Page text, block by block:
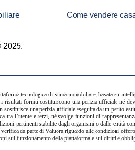
tecnologica di stima immobiliare, basata su
risultati forniti costituiscono una perizia ufficiale né
sostituisce una perizia ufficiale eseguita da un perito
tra l’utente e terzi, né svolge funzioni di
pertinenti stabilite dagli organismi o dalle entità
da parte di Valuora riguardo alle condizioni
sul funzionamento della piattaforma e sui diritti e
2025.
Come vendere